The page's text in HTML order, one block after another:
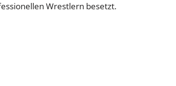
Wrestlern besetzt.